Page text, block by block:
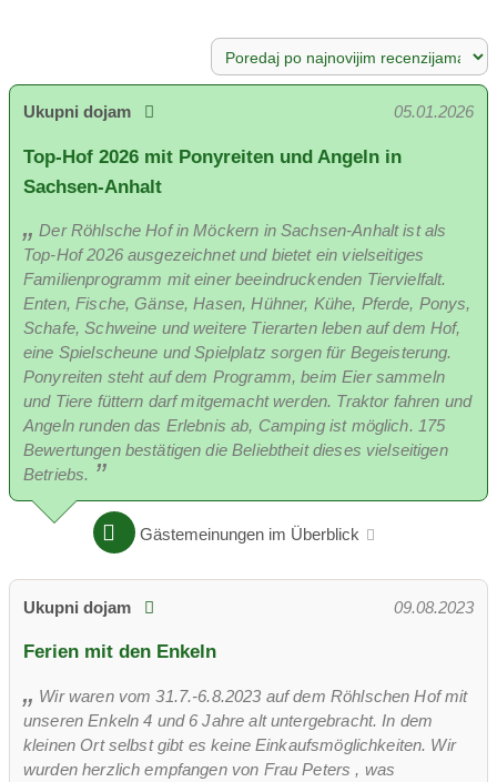
Ukupni dojam 05.01.2026
Top-Hof 2026 mit Ponyreiten und Angeln in
Sachsen-Anhalt
Der Röhlsche Hof in Möckern in Sachsen-Anhalt ist als
Top-Hof 2026 ausgezeichnet und bietet ein vielseitiges
Familienprogramm mit einer beeindruckenden Tiervielfalt.
Enten, Fische, Gänse, Hasen, Hühner, Kühe, Pferde, Ponys,
Schafe, Schweine und weitere Tierarten leben auf dem Hof,
eine Spielscheune und Spielplatz sorgen für Begeisterung.
Ponyreiten steht auf dem Programm, beim Eier sammeln
und Tiere füttern darf mitgemacht werden. Traktor fahren und
Angeln runden das Erlebnis ab, Camping ist möglich. 175
Bewertungen bestätigen die Beliebtheit dieses vielseitigen
Betriebs.
Gästemeinungen im Überblick
Ukupni dojam 09.08.2023
Ferien mit den Enkeln
Wir waren vom 31.7.-6.8.2023 auf dem Röhlschen Hof mit
unseren Enkeln 4 und 6 Jahre alt untergebracht. In dem
kleinen Ort selbst gibt es keine Einkaufsmöglichkeiten. Wir
wurden herzlich empfangen von Frau Peters , was